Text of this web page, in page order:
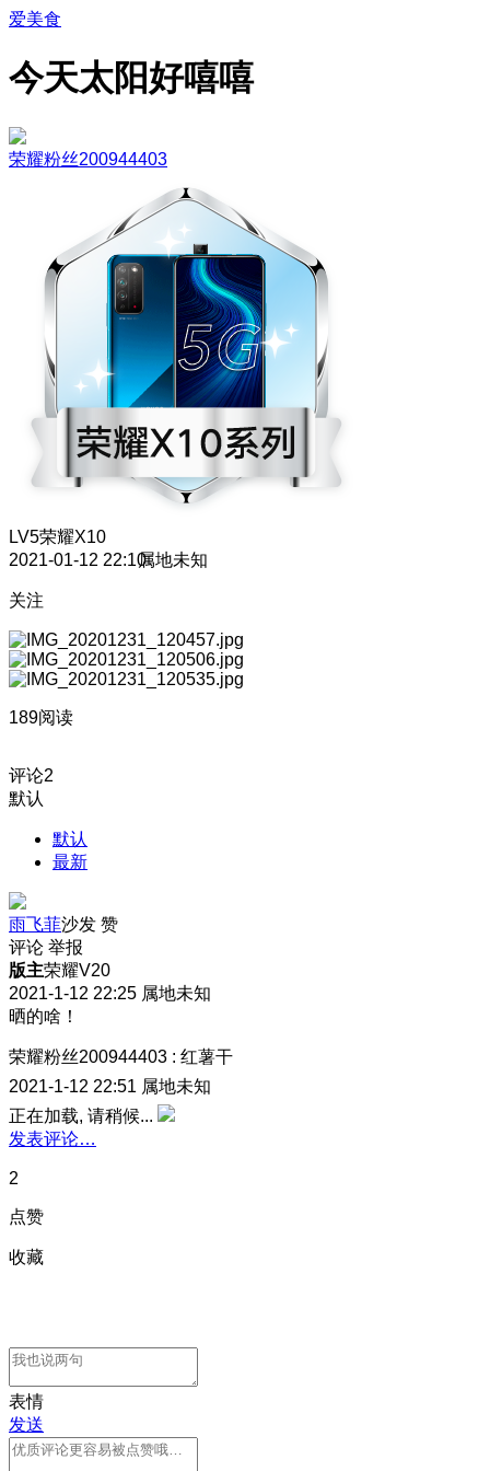
爱美食
今天太阳好嘻嘻
荣耀粉丝200944403
LV5荣耀X10
2021-01-12 22:10属地未知
关注
189阅读
评论2
默认
默认
最新
雨飞菲沙发 赞
评论 举报
版主荣耀V20
2021-1-12 22:25 属地未知
晒的啥！
荣耀粉丝200944403 : 红薯干
2021-1-12 22:51 属地未知
正在加载, 请稍候...
发表评论…
2
点赞
收藏
表情
发送